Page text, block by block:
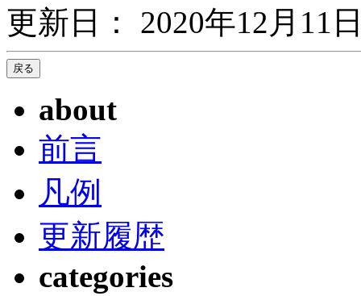
更新日： 2020年12月11
about
前言
凡例
更新履歴
categories